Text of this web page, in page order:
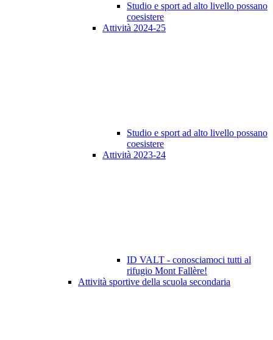
Studio e sport ad alto livello possano
coesistere
Attività 2024-25
Studio e sport ad alto livello possano
coesistere
Attività 2023-24
ID VALT - conosciamoci tutti al
rifugio Mont Fallère!
Attività sportive della scuola secondaria